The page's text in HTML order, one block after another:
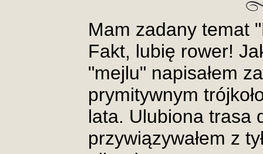
Mam zadany temat
Fakt, lubię rower!
"mejlu" napisałem
prymitywnym
lata. Ulubiona trasa
przywiązywałem z